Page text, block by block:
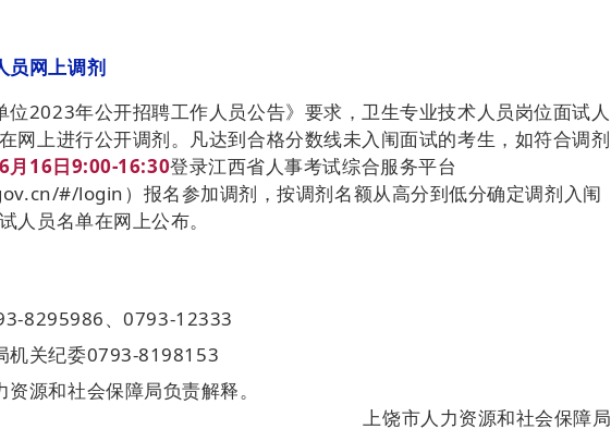
员网上调剂
位2023年公开招聘工作人员公告》要求，卫生专业技术人员岗位面试人
网上进行公开调剂。凡达到合格分数线未入闱面试的考生，如符合调剂
6月16日9:00-16:30登录江西省人事考试综合服务平台
#/login）报名参加调剂，按调剂名额从高分到低分确定调剂入闱
人员名单在网上公布。
8295986、0793-12333
机关纪委0793-8198153
源和社会保障局负责解释。
上饶市人力资源和社会保障局